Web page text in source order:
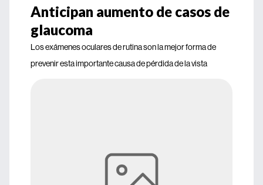
Anticipan aumento de casos de
glaucoma
Los exámenes oculares de rutina son la mejor forma de
prevenir esta importante causa de pérdida de la vista